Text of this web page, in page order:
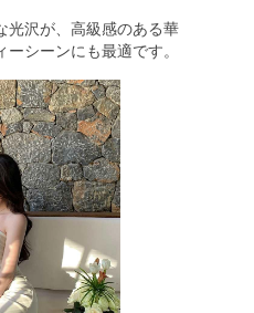
光沢が、高級感のある華
シーンにも最適です。